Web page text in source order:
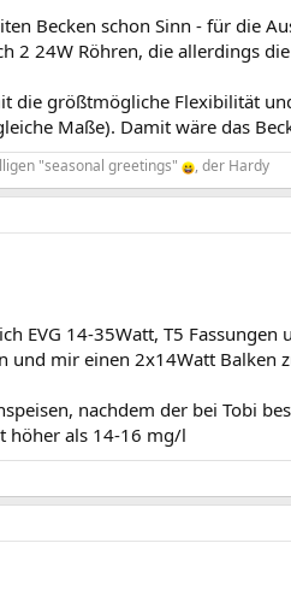
Becken schon Sinn - für die
2 24W Röhren, die allerdings
die größtmögliche Flexibilität
Maße). Damit wäre das
"seasonal greetings" , der Hardy
EVG 14-35Watt, T5
und mir einen 2x14Watt Balken
nachdem der bei Tobi
höher als 14-16 mg/l